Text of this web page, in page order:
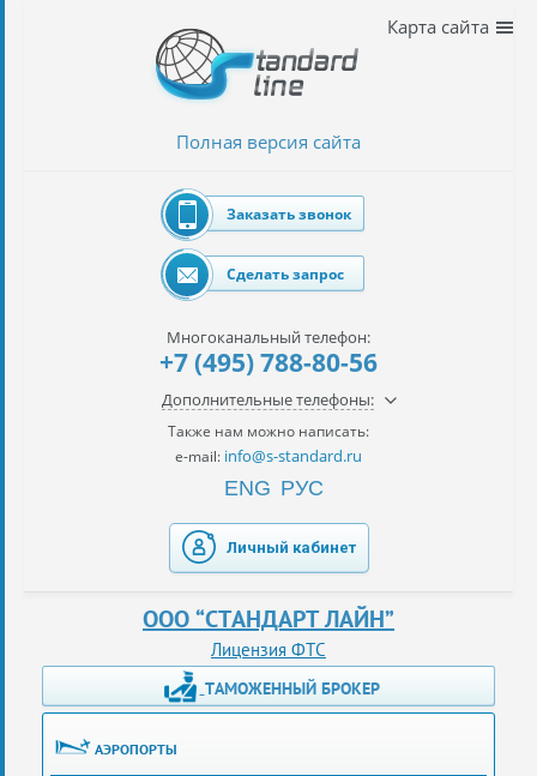
автомобилей
Получение
ЭЦП
за
сутки
Полная версия сайта
Карта сайта
Заказать звонок
Сделать запрос
Многоканальный телефон:
+7 (495) 788-80-56
Дополнительные телефоны:
Также нам можно написать:
e-mail: info@s-standard.ru
ENG РУС
Личный кабинет
ООО “СТАНДАРТ ЛАЙН”
Лицензия ФТС
ТАМОЖЕННЫЙ БРОКЕР
АЭРОПОРТЫ